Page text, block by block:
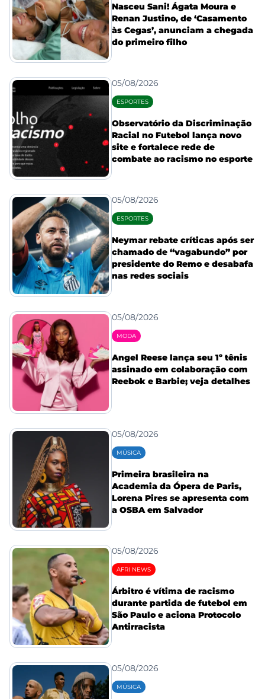
Nasceu Sani! Ágata Moura e
Renan Justino, de ‘Casamento
às Cegas’, anunciam a chegada
do primeiro filho
05/08/2026
ESPORTES
Observatório da Discriminação
Racial no Futebol lança novo
site e fortalece rede de
combate ao racismo no esporte
05/08/2026
ESPORTES
Neymar rebate críticas após ser
chamado de “vagabundo” por
presidente do Remo e desabafa
nas redes sociais
05/08/2026
MODA
Angel Reese lança seu 1º tênis
assinado em colaboração com
Reebok e Barbie; veja detalhes
05/08/2026
MÚSICA
Primeira brasileira na
Academia da Ópera de Paris,
Lorena Pires se apresenta com
a OSBA em Salvador
05/08/2026
AFRI NEWS
Árbitro é vítima de racismo
durante partida de futebol em
São Paulo e aciona Protocolo
Antirracista
05/08/2026
MÚSICA